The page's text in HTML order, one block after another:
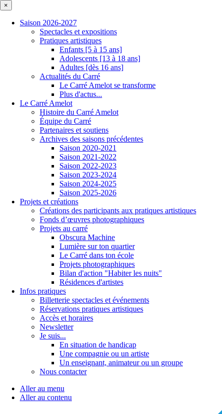
×
Saison 2026-2027
Spectacles et expositions
Pratiques artistiques
Enfants [5 à 15 ans]
Adolescents [13 à 18 ans]
Adultes [dès 16 ans]
Actualités du Carré
Le Carré Amelot se transforme
Plus d'actus...
Le Carré Amelot
Histoire du Carré Amelot
Équipe du Carré
Partenaires et soutiens
Archives des saisons précédentes
Saison 2020-2021
Saison 2021-2022
Saison 2022-2023
Saison 2023-2024
Saison 2024-2025
Saison 2025-2026
Projets et créations
Créations des participants aux pratiques artistiques
Fonds d’œuvres photographiques
Projets au carré
Obscura Machine
Lumière sur ton quartier
Le Carré dans ton école
Projets photographiques
Bilan d'action "Habiter les nuits"
Résidences d'artistes
Infos pratiques
Billetterie spectacles et événements
Réservations pratiques artistiques
Accès et horaires
Newsletter
Je suis...
En situation de handicap
Une compagnie ou un artiste
Un enseignant, animateur ou un groupe
Nous contacter
Aller au menu
Aller au contenu